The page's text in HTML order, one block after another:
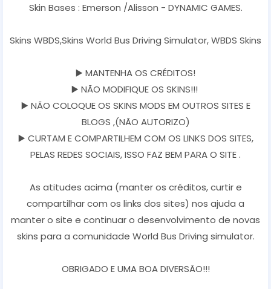
Skin Bases : Emerson /Alisson - DYNAMIC GAMES.
Skins WBDS,Skins World Bus Driving Simulator, WBDS Skins
▶️ MANTENHA OS CRÉDITOS!
▶️ NÃO MODIFIQUE OS SKINS!!!
▶️ NÃO COLOQUE OS SKINS MODS EM OUTROS SITES E
BLOGS ,(NÃO AUTORIZO)
▶️ CURTAM E COMPARTILHEM COM OS LINKS DOS SITES,
PELAS REDES SOCIAIS, ISSO FAZ BEM PARA O SITE .
As atitudes acima (manter os créditos, curtir e
compartilhar com os links dos sites) nos ajuda a
manter o site e continuar o desenvolvimento de novas
skins para a comunidade World Bus Driving simulator.
OBRIGADO E UMA BOA DIVERSÃO!!!